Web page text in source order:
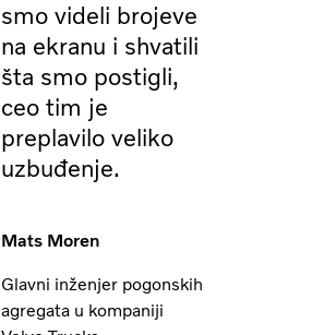
smo videli brojeve
na ekranu i shvatili
šta smo postigli,
ceo tim je
preplavilo veliko
uzbuđenje.
Mats Moren
Glavni inženjer pogonskih
agregata u kompaniji